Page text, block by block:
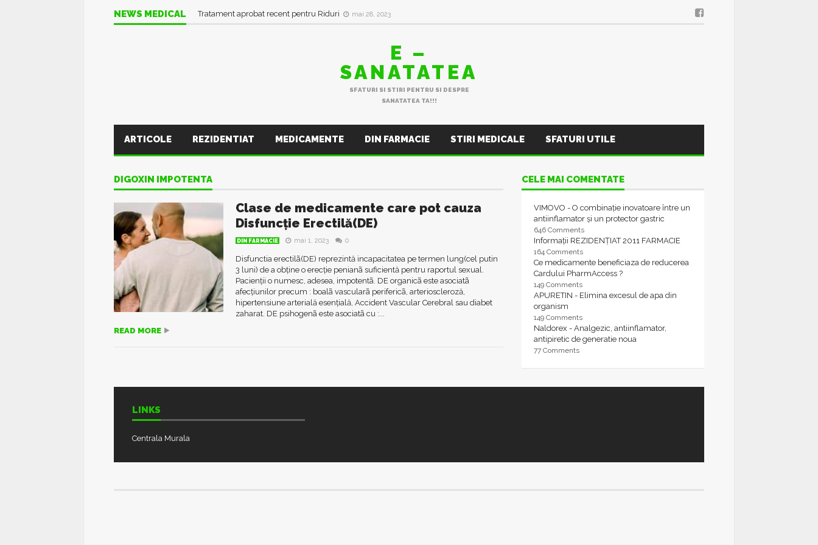
NEWS MEDICAL Tratament aprobat recent pentru Riduri mai 28, 2023
E –
SANATATEA
SFATURI SI STIRI PENTRU SI DESPRE
SANATATEA TA!!!
ARTICOLE REZIDENTIAT MEDICAMENTE DIN FARMACIE STIRI MEDICALE SFATURI UTILE
DIGOXIN IMPOTENTA
Clase de medicamente care pot cauza
Disfuncție Erectilă(DE)
DIN FARMACIE mai 1, 2023 0
Disfunctia erectilã(DE) reprezintă incapacitatea pe termen lung(cel putin
3 luni) de a obține o erecție penianã suficientă pentru raportul sexual.
Pacienții o numesc, adesea, impotentã. DE organicã este asociatã
afecțiunilor precum : boalã vascularã perifericã, arterioscleroză,
hipertensiune arterială esențială, Accident Vascular Cerebral sau diabet
zaharat. DE psihogenã este asociatã cu :...
READ MORE
CELE MAI COMENTATE
VIMOVO - O combinație inovatoare între un
antiinflamator și un protector gastric
646 Comments
Informații REZIDENȚIAT 2011 FARMACIE
164 Comments
Ce medicamente beneficiaza de reducerea
Cardului PharmAccess ?
149 Comments
APURETIN - Elimina excesul de apa din
organism
149 Comments
Naldorex - Analgezic, antiinflamator,
antipiretic de generatie noua
77 Comments
LINKS
Centrala Murala